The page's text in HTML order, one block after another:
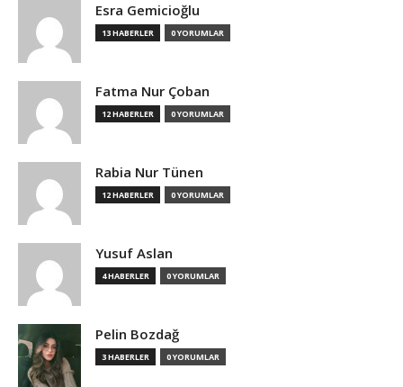
Esra Gemicioğlu
13 HABERLER 0 YORUMLAR
Fatma Nur Çoban
12 HABERLER 0 YORUMLAR
Rabia Nur Tünen
12 HABERLER 0 YORUMLAR
Yusuf Aslan
4 HABERLER 0 YORUMLAR
Pelin Bozdağ
3 HABERLER 0 YORUMLAR